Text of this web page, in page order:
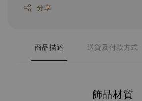
分享
商品描述 送貨及付款方式
飾品材質